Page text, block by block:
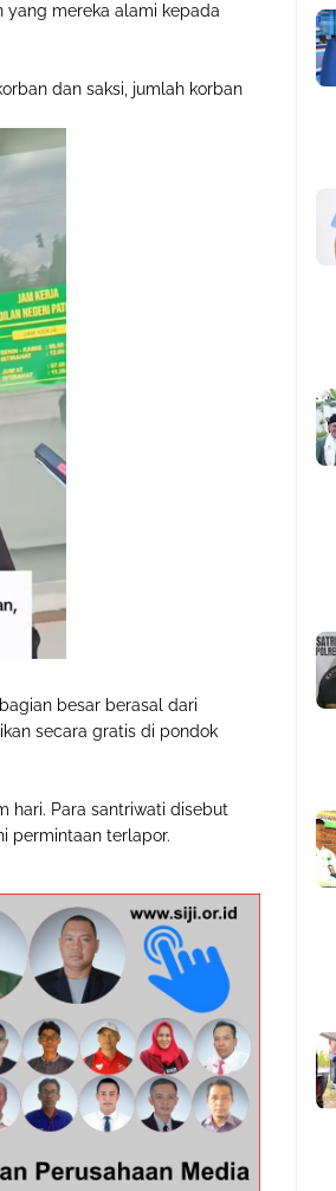
yang mereka alami kepada
dan saksi, jumlah korban
besar berasal dari
secara gratis di pondok
hari. Para santriwati disebut
permintaan terlapor.